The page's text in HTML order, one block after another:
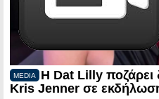
MEDIA
Η Dat Lilly ποζάρει
Kris Jenner σε